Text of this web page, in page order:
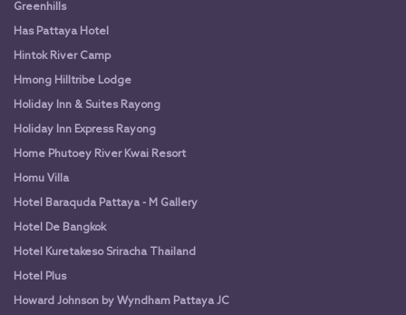
Greenhills
Has Pattaya Hotel
Hintok River Camp
Hmong Hilltribe Lodge
Holiday Inn & Suites Rayong
Holiday Inn Express Rayong
Home Phutoey River Kwai Resort
Homu Villa
Hotel Baraquda Pattaya - M Gallery
Hotel De Bangkok
Hotel Kuretakeso Sriracha Thailand
Hotel Plus
Howard Johnson by Wyndham Pattaya JC